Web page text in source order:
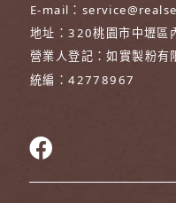
E-mail：
地址：320桃園市中壢區
營業人登記：如實製粉有
統編：42778967